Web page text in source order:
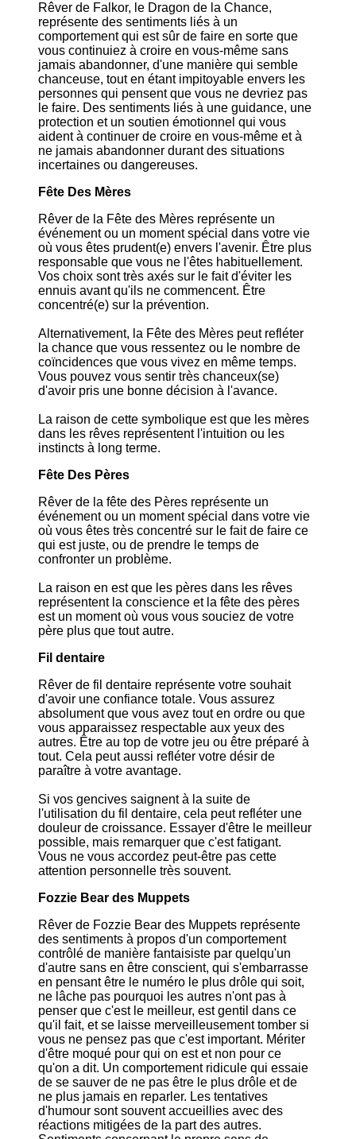
Rêver de Falkor, le Dragon de la Chance,
représente des sentiments liés à un
comportement qui est sûr de faire en sorte que
vous continuiez à croire en vous-même sans
jamais abandonner, d'une manière qui semble
chanceuse, tout en étant impitoyable envers les
personnes qui pensent que vous ne devriez pas
le faire. Des sentiments liés à une guidance, une
protection et un soutien émotionnel qui vous
aident à continuer de croire en vous-même et à
ne jamais abandonner durant des situations
incertaines ou dangereuses.
Fête Des Mères
Rêver de la Fête des Mères représente un
événement ou un moment spécial dans votre vie
où vous êtes prudent(e) envers l'avenir. Être plus
responsable que vous ne l'êtes habituellement.
Vos choix sont très axés sur le fait d'éviter les
ennuis avant qu'ils ne commencent. Être
concentré(e) sur la prévention.
Alternativement, la Fête des Mères peut refléter
la chance que vous ressentez ou le nombre de
coïncidences que vous vivez en même temps.
Vous pouvez vous sentir très chanceux(se)
d'avoir pris une bonne décision à l'avance.
La raison de cette symbolique est que les mères
dans les rêves représentent l'intuition ou les
instincts à long terme.
Fête Des Pères
Rêver de la fête des Pères représente un
événement ou un moment spécial dans votre vie
où vous êtes très concentré sur le fait de faire ce
qui est juste, ou de prendre le temps de
confronter un problème.
La raison en est que les pères dans les rêves
représentent la conscience et la fête des pères
est un moment où vous vous souciez de votre
père plus que tout autre.
Fil dentaire
Rêver de fil dentaire représente votre souhait
d'avoir une confiance totale. Vous assurez
absolument que vous avez tout en ordre ou que
vous apparaissez respectable aux yeux des
autres. Être au top de votre jeu ou être préparé à
tout. Cela peut aussi refléter votre désir de
paraître à votre avantage.
Si vos gencives saignent à la suite de
l'utilisation du fil dentaire, cela peut refléter une
douleur de croissance. Essayer d'être le meilleur
possible, mais remarquer que c'est fatigant.
Vous ne vous accordez peut-être pas cette
attention personnelle très souvent.
Fozzie Bear des Muppets
Rêver de Fozzie Bear des Muppets représente
des sentiments à propos d'un comportement
contrôlé de manière fantaisiste par quelqu'un
d'autre sans en être conscient, qui s'embarrasse
en pensant être le numéro le plus drôle qui soit,
ne lâche pas pourquoi les autres n'ont pas à
penser que c'est le meilleur, est gentil dans ce
qu'il fait, et se laisse merveilleusement tomber si
vous ne pensez pas que c'est important. Mériter
d'être moqué pour qui on est et non pour ce
qu'on a dit. Un comportement ridicule qui essaie
de se sauver de ne pas être le plus drôle et de
ne plus jamais en reparler. Les tentatives
d'humour sont souvent accueillies avec des
réactions mitigées de la part des autres.